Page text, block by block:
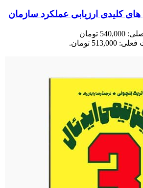
کلیدی ارزیابی عملکرد سازمان
قیمت اصلی: 540,000 تومان
513,000 تومان.